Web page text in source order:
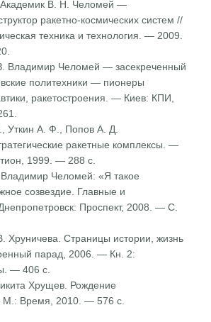
В. Н. Челомей —
ракетно-космических систем //
техника и технология. — 2009.
Владимир Челомей — засекреченный
политехники — пионеры
ракетостроения. — Киев: КПИ,
Уткин А. Ф., Попов А. Д.
ракетные комплексы. —
1999. — 288 с.
Челомей: «Я такое
созвездие. Главные и
Проспект, 2008. — С.
Страницы истории, жизнь
парад, 2006. — Кн. 2:
— 406 с.
Хрущев. Рождение
Время, 2010. — 576 с.